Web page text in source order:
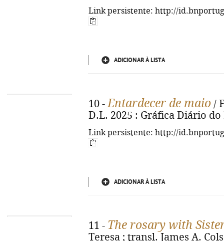
Link persistente: http://
ADICIONAR À LISTA
10 -Entardecer de maio /
D.L. 2025 : Gráfica Diário
Link persistente: http://
ADICIONAR À LISTA
11 - The rosary with
Teresa ; transl. James A.